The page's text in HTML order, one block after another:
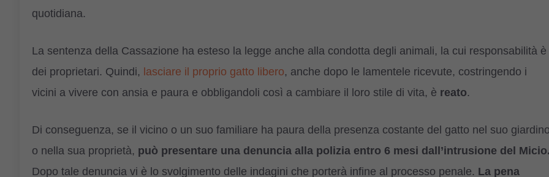
quotidiana.
La sentenza della Cassazione ha esteso la legge anche alla condotta degli animali, la cui responsabilità è
dei proprietari. Quindi, lasciare il proprio gatto libero, anche dopo le lamentele ricevute, costringendo i
vicini a vivere con ansia e paura e obbligandoli così a cambiare il loro stile di vita, è reato.
Di conseguenza, se il vicino o un suo familiare ha paura della presenza costante del gatto nel suo
o nella sua proprietà, può presentare una denuncia alla polizia entro 6 mesi dall’intrusione del
Dopo tale denuncia vi è lo svolgimento delle indagini che porterà infine al processo penale. La pena